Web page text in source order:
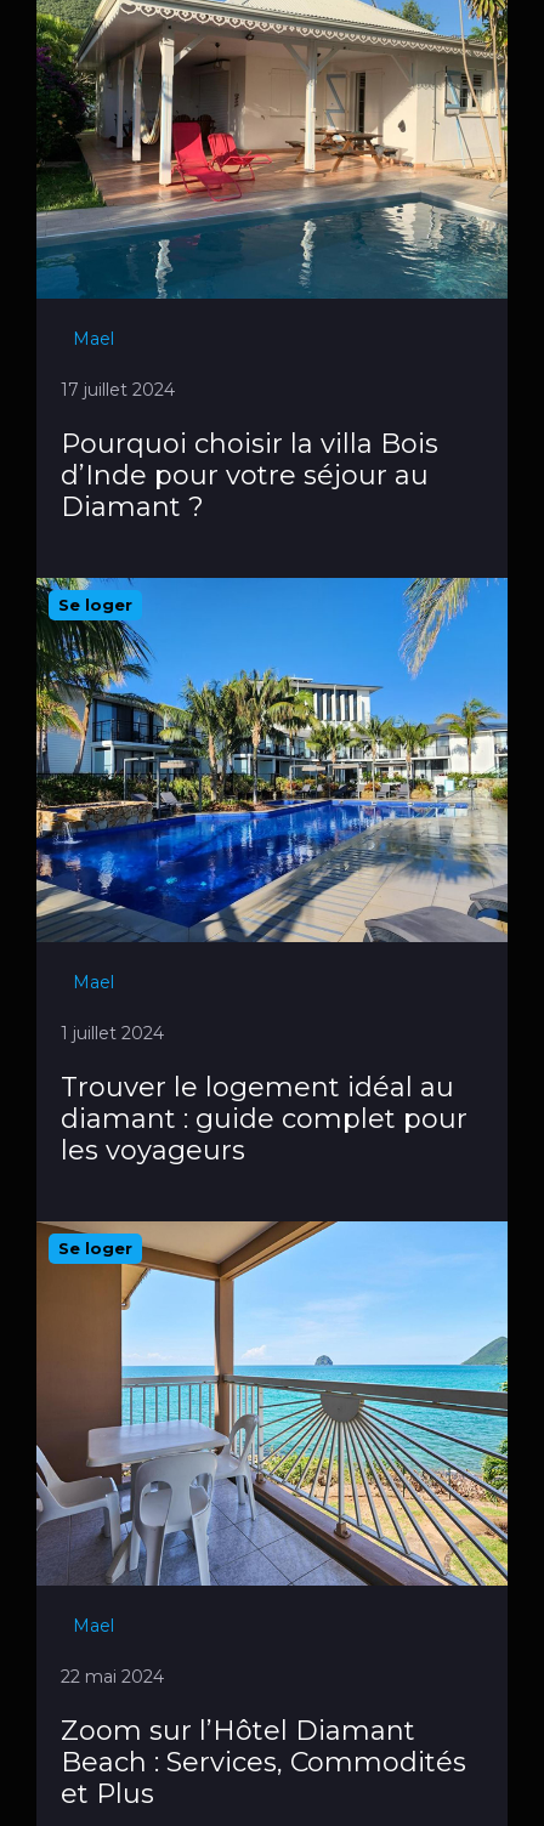
Mael
17 juillet 2024
Pourquoi choisir la villa Bois
d’Inde pour votre séjour au
Diamant ?
Se loger
Mael
1 juillet 2024
Trouver le logement idéal au
diamant : guide complet pour
les voyageurs
Se loger
Mael
22 mai 2024
Zoom sur l’Hôtel Diamant
Beach : Services, Commodités
et Plus